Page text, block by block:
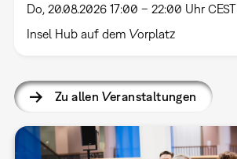
Do, 20.08.2026 17:00 – 22:00 Uhr CEST
Insel Hub auf dem Vorplatz
Zu allen Veranstaltungen